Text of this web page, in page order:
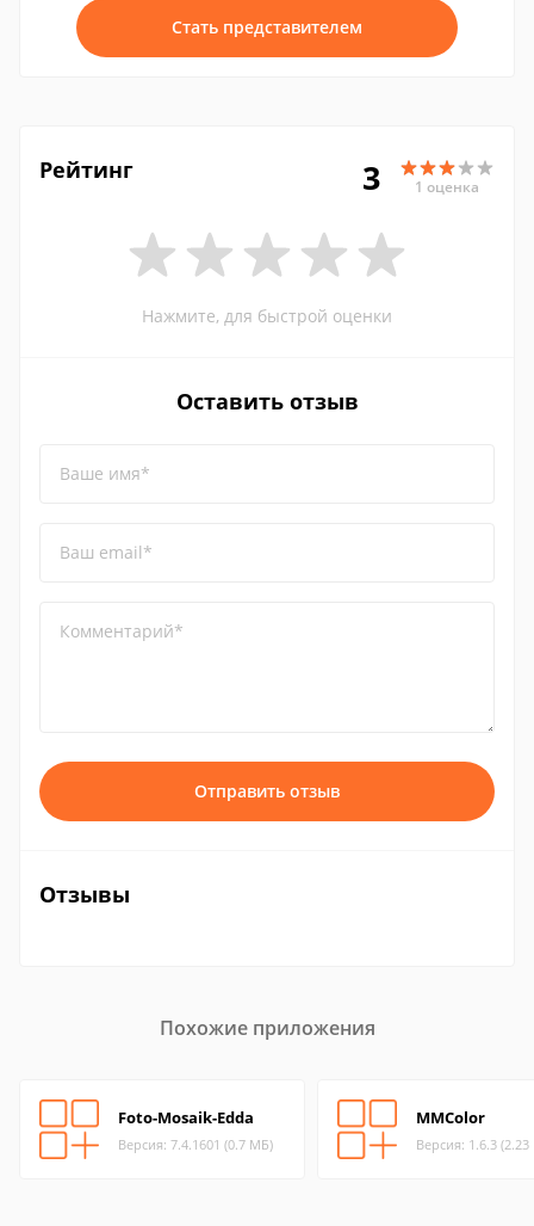
Стать представителем
Рейтинг 3 1 оценка
Нажмите, для быстрой оценки
Оставить отзыв
Ваше имя*
Ваш email*
Комментарий*
Отправить отзыв
Отзывы
Похожие приложения
Foto-Mosaik-Edda
Версия: 7.4.1601 (0.7 МБ)
MMColor
Версия: 1.6.3